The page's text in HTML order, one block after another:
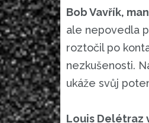
Bob Vavřík,
ale nepovedla
roztočil po
nezkušenosti.
ukáže svůj
Louis Delétraz